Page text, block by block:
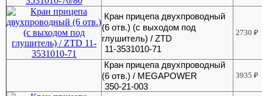
Кран прицепа двухпроводный
(6 отв.) (с выходом под
глушитель) / ZTD
11-3531010-71
2730₽
Кран прицепа двухпроводный
(6 отв.) / MEGAPOWER
350-21-003
3935₽